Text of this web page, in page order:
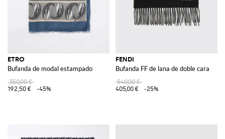
ETRO
Bufanda de modal estampado
350,00 €
192,50 €
-45%
FENDI
Bufanda FF de lana de doble cara
540,00 €
405,00 €
-25%